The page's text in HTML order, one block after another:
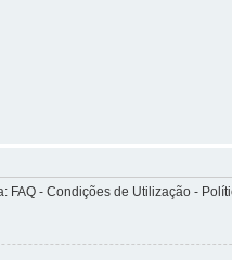
- Condições de Utilização -